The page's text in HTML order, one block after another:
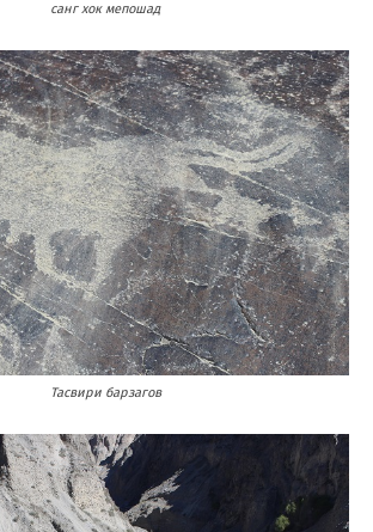
санг хок мепошад
Тасвири барзагов